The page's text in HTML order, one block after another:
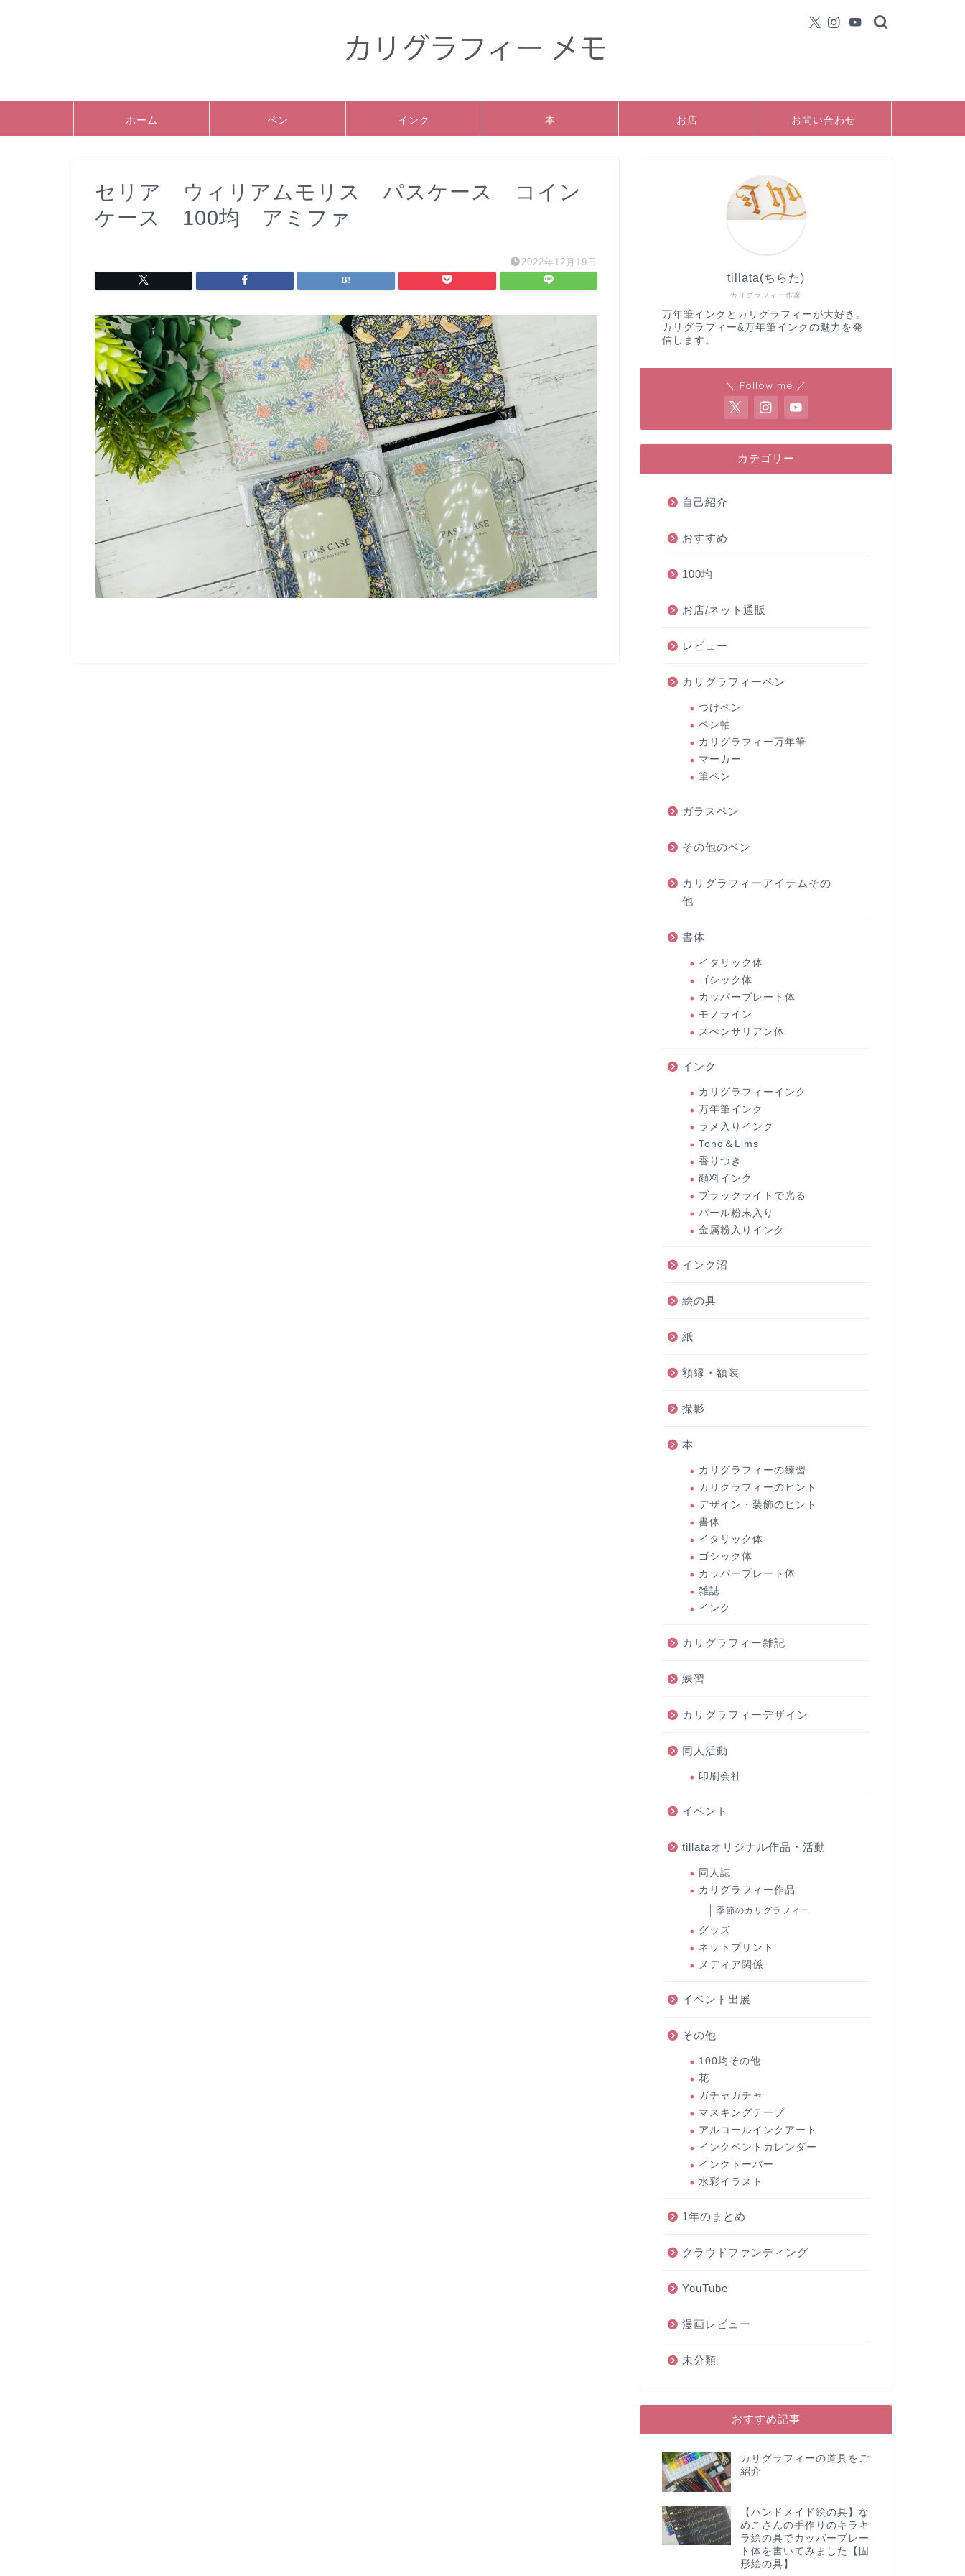
ホーム ペン インク 本 お店 お問い合わせ
セリア ウィリアムモリス パスケース コイン
ケース 100均 アミファ
2022年12月19日
カリグラフィー作家
tillata(ちらた)
万年筆インクとカリグラフィーが大好き。
カリグラフィー&万年筆インクの魅力を発
信します。
＼ Follow me ／
カテゴリー
自己紹介
おすすめ
100均
お店/ネット通販
レビュー
カリグラフィーペン
つけペン
ペン軸
カリグラフィー万年筆
マーカー
筆ペン
ガラスペン
その他のペン
カリグラフィーアイテムその
他
書体
イタリック体
ゴシック体
カッパープレート体
モノライン
スぺンサリアン体
インク
カリグラフィーインク
万年筆インク
ラメ入りインク
Tono＆Lims
香りつき
顔料インク
ブラックライトで光る
パール粉末入り
金属粉入りインク
インク沼
絵の具
紙
額縁・額装
撮影
本
カリグラフィーの練習
カリグラフィーのヒント
デザイン・装飾のヒント
書体
イタリック体
ゴシック体
カッパープレート体
雑誌
インク
カリグラフィー雑記
練習
カリグラフィーデザイン
同人活動
印刷会社
イベント
tillataオリジナル作品・活動
同人誌
カリグラフィー作品
季節のカリグラフィー
グッズ
ネットプリント
メディア関係
イベント出展
その他
100均その他
花
ガチャガチャ
マスキングテープ
アルコールインクアート
インクベントカレンダー
インクトーバー
水彩イラスト
1年のまとめ
クラウドファンディング
YouTube
漫画レビュー
未分類
おすすめ記事
カリグラフィーの道具をご
紹介
【ハンドメイド絵の具】な
めこさんの手作りのキラキ
ラ絵の具でカッパープレー
ト体を書いてみました【固
形絵の具】